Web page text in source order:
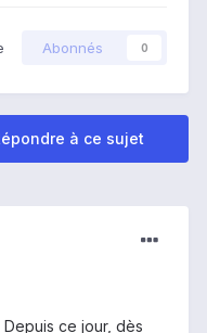
Abonnés 0
à ce sujet
ce jour, dès